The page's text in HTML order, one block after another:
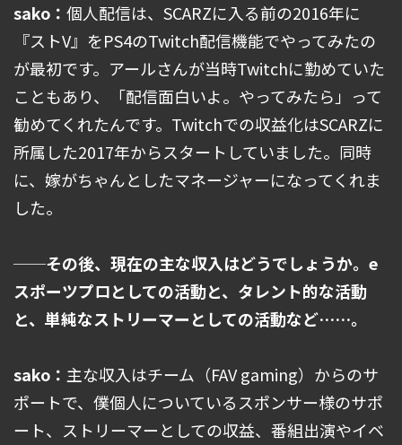
sako： 個人配信は、SCARZに入る前の2016年に
『ストV』をPS4のTwitch配信機能でやってみたの
が最初です。アールさんが当時Twitchに勤めていた
こともあり、「配信面白いよ。やってみたら」って
勧めてくれたんです。Twitchでの収益化はSCARZに
所属した2017年からスタートしていました。同時
に、嫁がちゃんとしたマネージャーになってくれま
した。
──その後、現在の主な収入はどうでしょうか。e
スポーツプロとしての活動と、タレント的な活動
と、単純なストリーマーとしての活動など……。
sako： 主な収入はチーム（FAV gaming）からのサ
ポートで、僕個人についているスポンサー様のサポ
ート、ストリーマーとしての収益、番組出演やイベ